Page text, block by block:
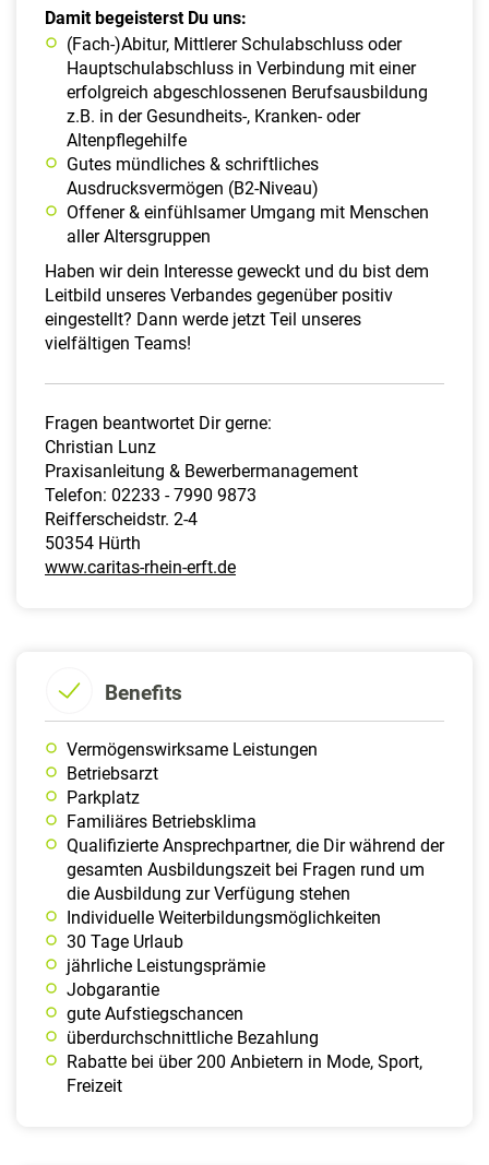
Damit begeisterst Du uns:
(Fach-)Abitur, Mittlerer Schulabschluss oder
Hauptschulabschluss in Verbindung mit einer
erfolgreich abgeschlossenen Berufsausbildung
z.B. in der Gesundheits-, Kranken- oder
Altenpflegehilfe
Gutes mündliches & schriftliches
Ausdrucksvermögen (B2-Niveau)
Offener & einfühlsamer Umgang mit Menschen
aller Altersgruppen
Haben wir dein Interesse geweckt und du bist dem
Leitbild unseres Verbandes gegenüber positiv
eingestellt? Dann werde jetzt Teil unseres
vielfältigen Teams!
Fragen beantwortet Dir gerne:
Christian Lunz
Praxisanleitung & Bewerbermanagement
Telefon: 02233 - 7990 9873
Reifferscheidstr. 2-4
50354 Hürth
www.caritas-rhein-erft.de
Benefits
Vermögenswirksame Leistungen
Betriebsarzt
Parkplatz
Familiäres Betriebsklima
Qualifizierte Ansprechpartner, die Dir während der
gesamten Ausbildungszeit bei Fragen rund um
die Ausbildung zur Verfügung stehen
Individuelle Weiterbildungsmöglichkeiten
30 Tage Urlaub
jährliche Leistungsprämie
Jobgarantie
gute Aufstiegschancen
überdurchschnittliche Bezahlung
Rabatte bei über 200 Anbietern in Mode, Sport,
Freizeit